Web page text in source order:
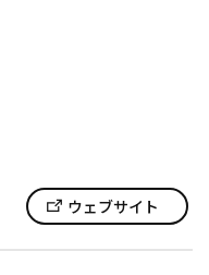
ウェブサイト